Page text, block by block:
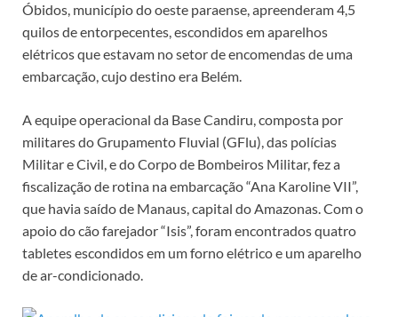
Óbidos, município do oeste paraense, apreenderam 4,5
quilos de entorpecentes, escondidos em aparelhos
elétricos que estavam no setor de encomendas de uma
embarcação, cujo destino era Belém.
A equipe operacional da Base Candiru, composta por
militares do Grupamento Fluvial (GFlu), das polícias
Militar e Civil, e do Corpo de Bombeiros Militar, fez a
fiscalização de rotina na embarcação “Ana Karoline VII”,
que havia saído de Manaus, capital do Amazonas. Com o
apoio do cão farejador “Isis”, foram encontrados quatro
tabletes escondidos em um forno elétrico e um aparelho
de ar-condicionado.